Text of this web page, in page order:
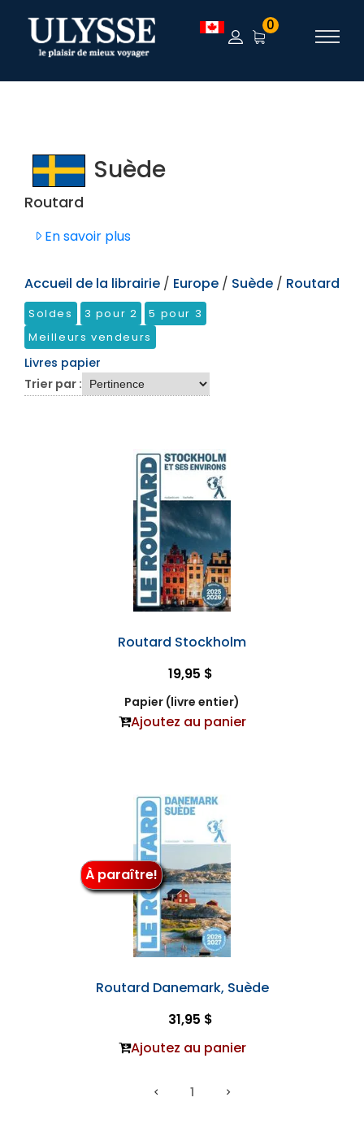
TEST 0
Suède
Routard
En savoir plus
Accueil de la librairie / Europe / Suède / Routard
Soldes 3 pour 2
5 pour 3
Meilleurs vendeurs
Livres papier
Trier par :
Routard Stockholm
19,95 $
Papier (livre entier)
Ajoutez au panier
À paraître!
Routard Danemark, Suède
31,95 $
Ajoutez au panier
1